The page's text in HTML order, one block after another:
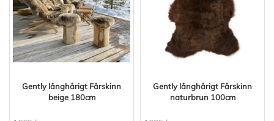
Gently långhårigt Fårskinn
beige 180cm
Gently långhårigt Fårskinn
naturbrun 100cm